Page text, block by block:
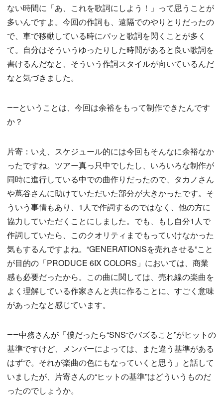
ない時間に「あ、これを歌詞にしよう！」って思うことが
多いんですよ。今回の作詞も、遠隔でのやりとりだったの
で、車で移動している時にパッと歌詞を閃くことが多く
て。自分はそういうゆったりした時間があると良い歌詞を
書けるんだなと、そういう作詞スタイルが向いているんだ
なと気づきました。
――ということは、今回は余裕をもって制作できたんです
か？
片寄：いえ、スケジュール的には今回もそんなに余裕なか
ったですね。ツアー真っ只中でしたし、いろいろな制作が
同時に進行している中での曲作りだったので、タカノさん
や蔦谷さんに助けていただいた部分が大きかったです。そ
ういう事情もあり、1人で作詞するのではなく、他の方に
協力していただくことにしました。でも、もし自分1人で
作詞していたら、このクオリティまでもっていけなかった
気もするんですよね。“GENERATIONSを売れさせる”こと
が目的の「PRODUCE 6IX COLORS」においては、商業
感も必要だったから。この曲に関しては、売れ線の楽曲を
よく理解している作家さんと共に作ることに、すごく意味
があったなと感じています。
――中務さんが「僕だったら“SNSでバズること”がヒットの
基準ですけど、メンバーによっては、また違う基準がある
はずで。それが楽曲の色にもなっていくと思う」と話して
いましたが、片寄さんの“ヒットの基準”はどういうものだ
ったのでしょうか。